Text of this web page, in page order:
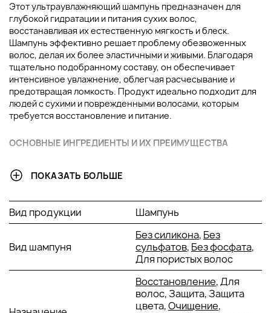
Этот ультраувлажняющий шампунь предназначен для
глубокой гидратации и питания сухих волос,
восстанавливая их естественную мягкость и блеск.
Шампунь эффективно решает проблему обезвоженных
волос, делая их более эластичными и живыми. Благодаря
тщательно подобранному составу, он обеспечивает
интенсивное увлажнение, облегчая расчесывание и
предотвращая ломкость. Продукт идеально подходит для
людей с сухими и поврежденными волосами, которым
требуется восстановление и питание.
ОСНОВНЫЕ ИНГРЕДИЕНТЫ И ИХ ПРЕИМУЩЕСТВА
Глицерин:Глицерин интенсивно увлажняет
волосы, создавая защитную пленку, которая
придает волосам естественную мягкость,
улучшая их эластичность и предотвращая
Пантенол:
Пантенол проникает в структуру
волос, укрепляя их изнутри и улучшая внешний
вид. Он придает волосам блеск, делает их
гладкими и защищает от повреждений,
вызванных внешними факторами.
Масло ши глубоко питает волосы,
ПОКАЗАТЬ БОЛЬШЕ
Вид продукции Шампунь
Вид шампуня
Без силикона, Без
сульфатов, Без фосфата,
Для пористых волос
Восстановление, Для
волос, Защита, Защита
цвета,Очищение,